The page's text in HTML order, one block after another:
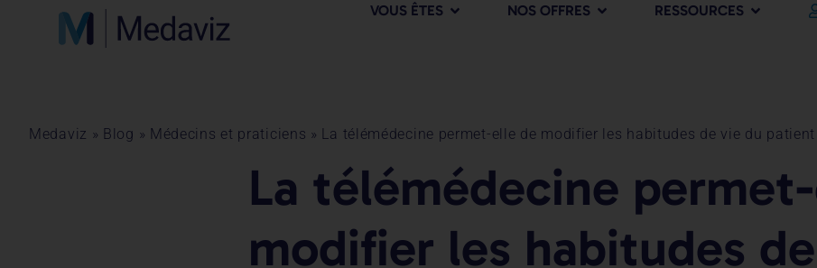
VOUS ÊTES NOS OFFRES RESSOURCES
Medaviz » Blog » Médecins et praticiens » La télémédecine permet-elle de modifier les habitudes de vie du patient
La télémédecine
modifier les habitudes